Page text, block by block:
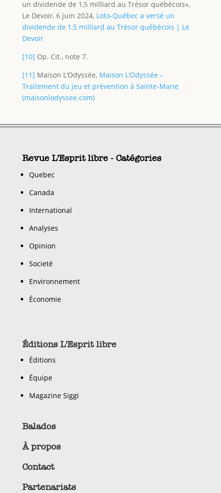
un dividende de 1,5 milliard au Trésor québécois»,
Le Devoir, 6 juin 2024, Loto-Québec a versé un
dividende de 1,5 milliard au Trésor québécois | Le
Devoir
[10] Op. Cit., note 7.
[11] Maison L’Odyssée, Maison L’Odyssée –
Traitement du jeu et prévention à Sainte-Marie
(maisonlodyssee.com)
Revue L'Esprit libre - Catégories
Quebec
Canada
International
Analyses
Opinion
Societé
Environnement
Économie
Éditions L'Esprit libre
Éditions
Équipe
Magazine Siggi
Balados
À propos
Contact
Partenariats